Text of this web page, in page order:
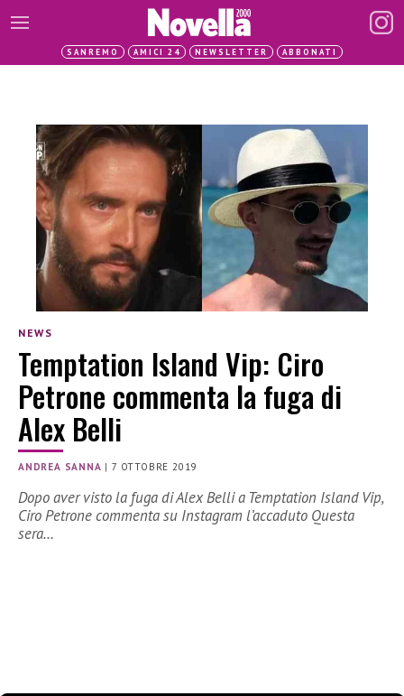
SANREMO AMICI 24 NEWSLETTER ABBONATI
NEWS
Temptation Island Vip: Ciro
Petrone commenta la fuga di
Alex Belli
ANDREA SANNA |7 OTTOBRE 2019
Dopo aver visto la fuga di Alex Belli a Temptation Island Vip,
Ciro Petrone commenta su Instagram l’accaduto Questa
sera…